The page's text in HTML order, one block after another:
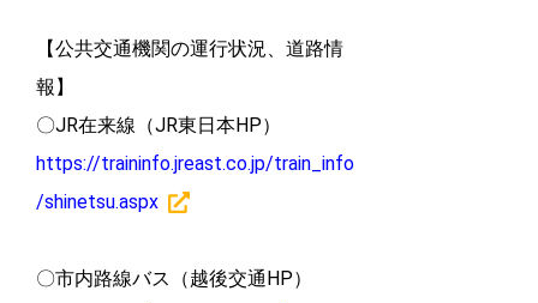
【公共交通機関の運行状況、道路情
報】
〇JR在来線（JR東日本HP）
https://traininfo.jreast.co.jp/train_info
/shinetsu.aspx
〇市内路線バス（越後交通HP）